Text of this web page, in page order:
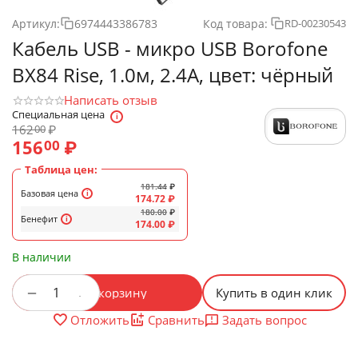
Артикул: 6974443386783 Код товара: RD-00230543
Кабель USB - микро USB Borofone
BX84 Rise, 1.0м, 2.4A, цвет: чёрный
Написать отзыв
Специальная цена
16200₽
15600 ₽
Таблица цен:
Базовая цена
Бенефит
181.44 ₽
174.72₽
180.00 ₽
174.00₽
В наличии
+
− В корзину
Купить в один клик
Отложить
Сравнить
Задать вопрос